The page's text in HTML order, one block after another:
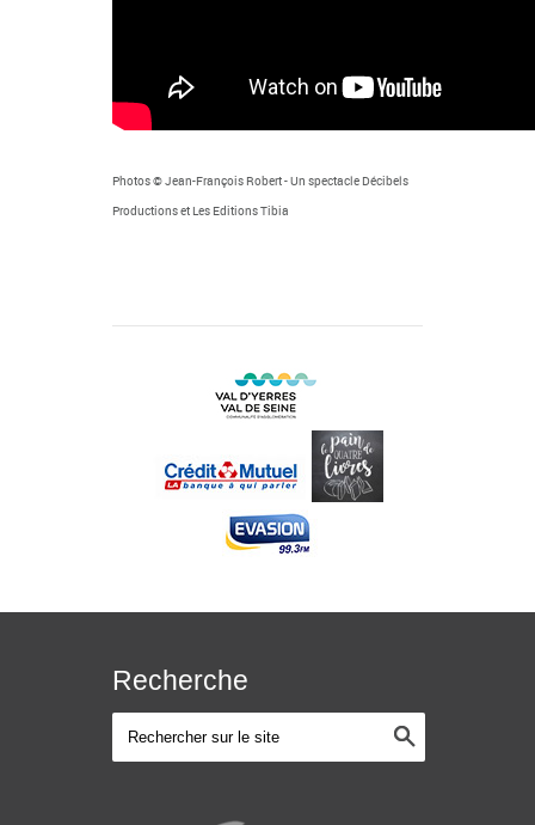
Photos © Jean-François Robert - Un spectacle Décibels
Productions et Les Editions Tibia
Recherche